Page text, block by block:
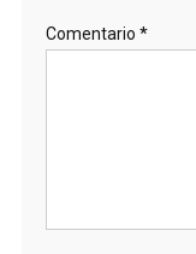
Comentario *